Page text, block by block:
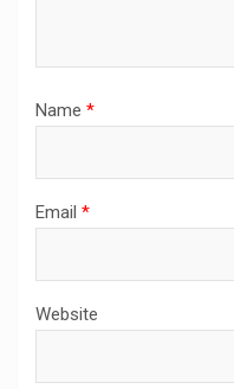
Name *
Email *
Website